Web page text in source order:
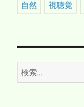
自然 視聴覚
検
索: